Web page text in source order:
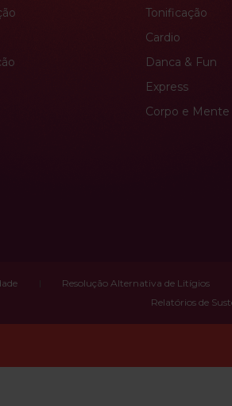
Tonificação
Cardio
Danca & Fun
Express
Corpo e Mente
Resolução Alternativa de Litígios
Relatórios de